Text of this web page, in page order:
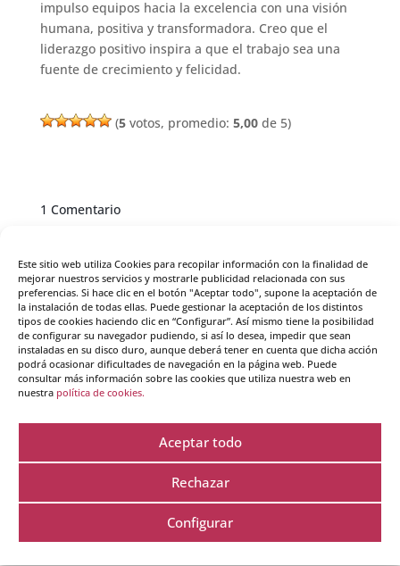
Este sitio web utiliza Cookies para recopilar información con la finalidad de
mejorar nuestros servicios y mostrarle publicidad relacionada con sus
preferencias. Si hace clic en el botón "Aceptar todo", supone la aceptación de
la instalación de todas ellas. Puede gestionar la aceptación de los distintos
tipos de cookies haciendo clic en “Configurar”. Así mismo tiene la posibilidad
de configurar su navegador pudiendo, si así lo desea, impedir que sean
instaladas en su disco duro, aunque deberá tener en cuenta que dicha acción
podrá ocasionar dificultades de navegación en la página web. Puede
consultar más información sobre las cookies que utiliza nuestra web en
nuestra política de cookies.
Aceptar todo
Rechazar
Configurar
impulso equipos hacia la excelencia con una visión
humana, positiva y transformadora. Creo que el
liderazgo positivo inspira a que el trabajo sea una
fuente de crecimiento y felicidad.
(5votos, promedio: 5,00de 5)
1 Comentario
Muy buen articulo ! El liderazgo inicia en poder
liderarnos a nosotros mismos. Conocer muestra
interior a fondo y actuar de una forma conciente,
eficiente y retadora. Somos nuestro principal
equipo y aplicarnos la escucha interior, el
pensamiento positivo, el valorar cada logro nos
conduce hacia un mejor liderazgo hacia el equipo